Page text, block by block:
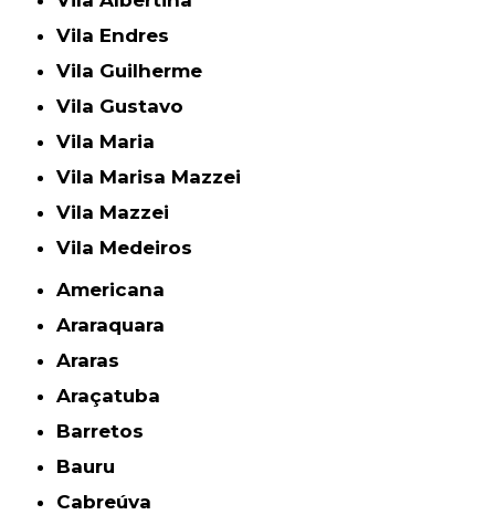
Vila Endres
Vila Guilherme
Vila Gustavo
Vila Maria
Vila Marisa Mazzei
Vila Mazzei
Vila Medeiros
Americana
Araraquara
Araras
Araçatuba
Barretos
Bauru
Cabreúva